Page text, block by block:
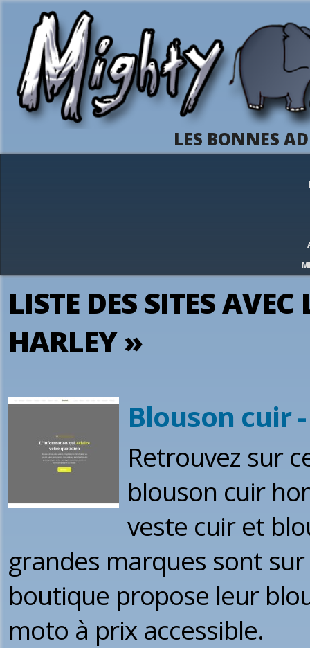
LES BONNES
LISTE DES SITES
HARLEY »
Blouson cuir
Retrouvez sur
blouson cuir
veste cuir et
grandes marques sont
boutique propose leur
moto à prix accessible.